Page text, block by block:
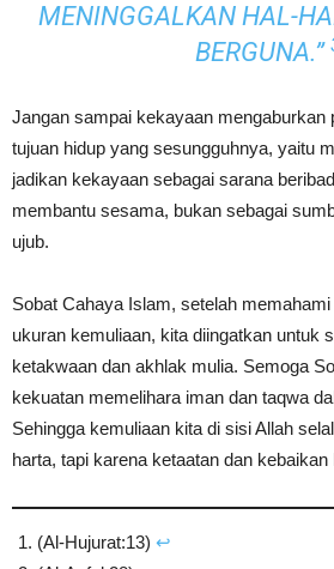
MENINGGALKAN HAL-
BERGUNA.”
Jangan sampai kekayaan mengaburkan
tujuan hidup yang sesungguhnya, yaitu
jadikan kekayaan sebagai sarana
membantu sesama, bukan sebagai
ujub.
Sobat Cahaya Islam, setelah
ukuran kemuliaan, kita diingatkan untuk
ketakwaan dan akhlak mulia. Semoga
kekuatan memelihara iman dan taqwa
Sehingga kemuliaan kita di sisi Allah
harta, tapi karena ketaatan dan kebaikan
(Al-Hujurat:13) ↩︎